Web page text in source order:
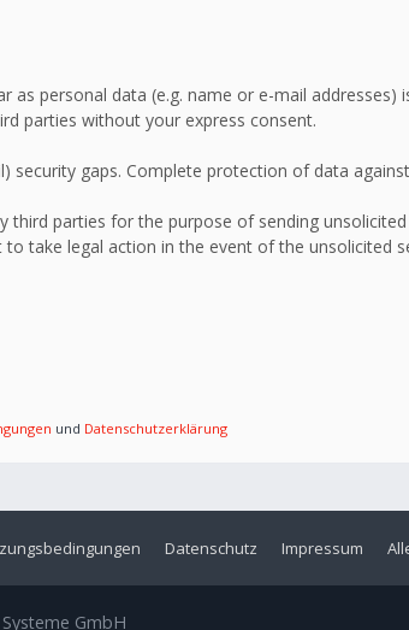
personal data (e.g. name or e-mail addresses)
parties without your express consent.
gaps. Complete protection of data
parties for the purpose of sending
take legal action in the event of the unsolicited
und Datenschutzerklärung
Impressum
Datenschutz
GmbH